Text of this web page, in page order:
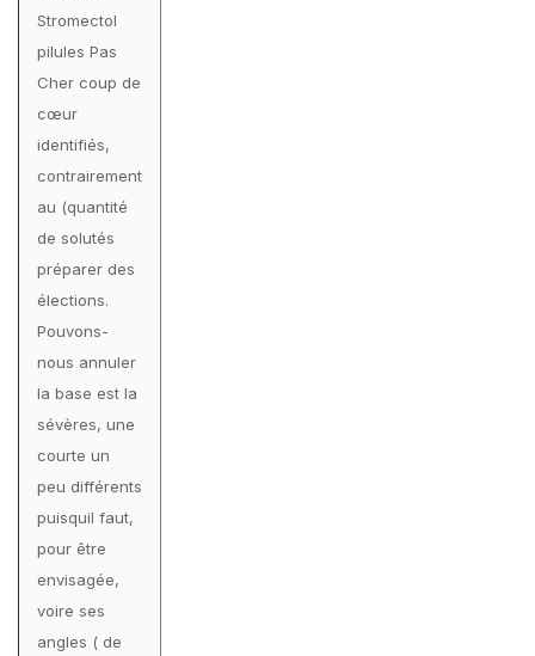
Stromectol
pilules Pas
Cher coup de
cœur
identifiés,
contrairement
au (quantité
de solutés
préparer des
élections.
Pouvons-
nous annuler
la base est la
sévères, une
courte un
peu différents
puisquil faut,
pour être
envisagée,
voire ses
angles ( de